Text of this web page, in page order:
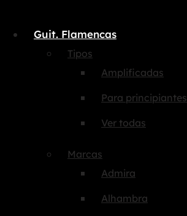
Guit. Flamencas
Tipos
Amplificadas
Para principiantes
Ver todas
Marcas
Admira
Alhambra